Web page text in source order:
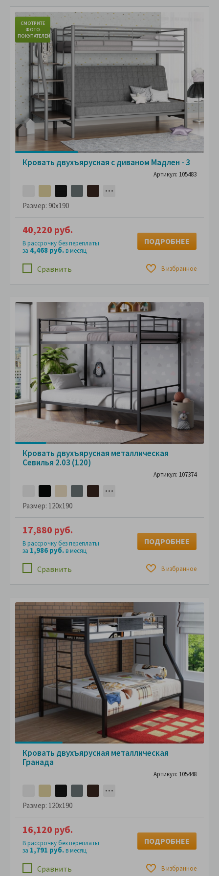
СМОТРИТЕ
ФОТО
ПОКУПАТЕЛЕЙ
Кровать двухъярусная с диваном Мадлен - 3
Артикул: 105483
Размер: 90x190
Сравнить В избранное
40,220 руб.
В рассрочку без переплаты
за 4,468 руб.в месяц
ПОДРОБНЕЕ
Кровать двухъярусная металлическая
Севилья 2.03 (120)
Артикул: 107374
Размер: 120x190
Сравнить В избранное
17,880 руб.
В рассрочку без переплаты
за 1,986 руб.в месяц
ПОДРОБНЕЕ
Кровать двухъярусная металлическая
Гранада
Артикул: 105448
Размер: 120x190
Сравнить В избранное
16,120 руб.
В рассрочку без переплаты
за 1,791 руб.в месяц
ПОДРОБНЕЕ